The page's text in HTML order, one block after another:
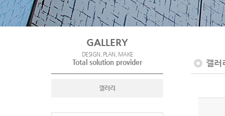
GALLERY
DESIGN, PLAN, MAKE
Total solution provider
갤러리
갤러